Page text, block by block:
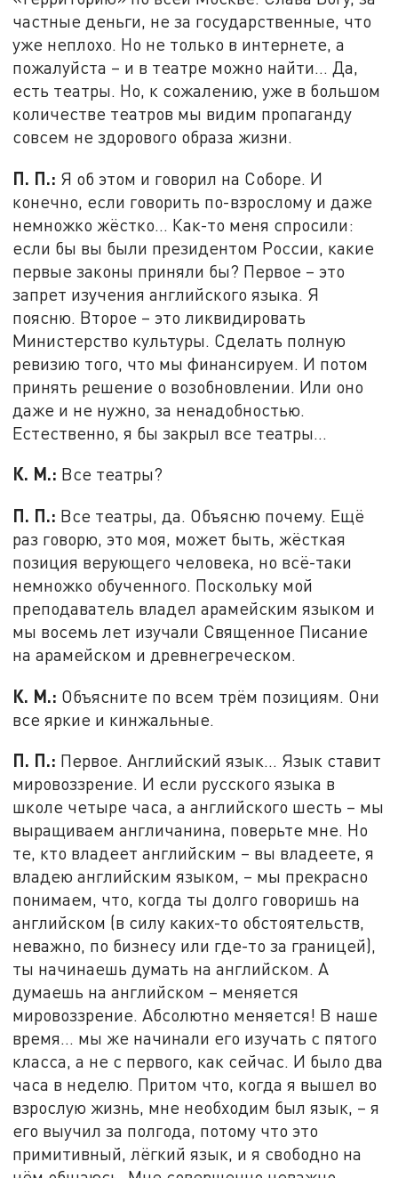
частные деньги, не за государственные, что
уже неплохо. Но не только в интернете, а
пожалуйста – и в театре можно найти… Да,
есть театры. Но, к сожалению, уже в большом
количестве театров мы видим пропаганду
совсем не здорового образа жизни.
П. П.: Я об этом и говорил на Соборе. И
конечно, если говорить по-взрослому и даже
немножко жёстко... Как-то меня спросили:
если бы вы были президентом России, какие
первые законы приняли бы? Первое – это
запрет изучения английского языка. Я
поясню. Второе – это ликвидировать
Министерство культуры. Сделать полную
ревизию того, что мы финансируем. И потом
принять решение о возобновлении. Или оно
даже и не нужно, за ненадобностью.
Естественно, я бы закрыл все театры…
К. М.: Все театры?
П. П.: Все театры, да. Объясню почему. Ещё
раз говорю, это моя, может быть, жёсткая
позиция верующего человека, но всё-таки
немножко обученного. Поскольку мой
преподаватель владел арамейским языком и
мы восемь лет изучали Священное Писание
на арамейском и древнегреческом.
К. М.: Объясните по всем трём позициям. Они
все яркие и кинжальные.
П. П.: Первое. Английский язык… Язык ставит
мировоззрение. И если русского языка в
школе четыре часа, а английского шесть – мы
выращиваем англичанина, поверьте мне. Но
те, кто владеет английским – вы владеете, я
владею английским языком, – мы прекрасно
понимаем, что, когда ты долго говоришь на
английском (в силу каких-то обстоятельств,
неважно, по бизнесу или где-то за границей),
ты начинаешь думать на английском. А
думаешь на английском – меняется
мировоззрение. Абсолютно меняется! В наше
время… мы же начинали его изучать с пятого
класса, а не с первого, как сейчас. И было два
часа в неделю. Притом что, когда я вышел во
взрослую жизнь, мне необходим был язык, – я
его выучил за полгода, потому что это
примитивный, лёгкий язык, и я свободно на